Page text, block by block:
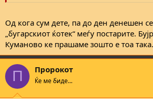
Од кога сум дете, па до ден денешен
„бугарскиот ќотек“ меѓу постарите.
Куманово ке прашаме зошто е тоа така.
П Пророкот
Ќе ме биде...